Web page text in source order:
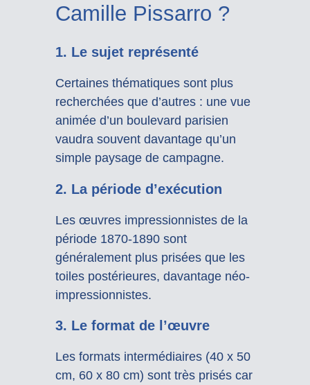
Camille Pissarro ?
1. Le sujet représenté
Certaines thématiques sont plus
recherchées que d’autres : une vue
animée d’un boulevard parisien
vaudra souvent davantage qu’un
simple paysage de campagne.
2. La période d’exécution
Les œuvres impressionnistes de la
période 1870-1890 sont
généralement plus prisées que les
toiles postérieures, davantage néo-
impressionnistes.
3. Le format de l’œuvre
Les formats intermédiaires (40 x 50
cm, 60 x 80 cm) sont très prisés car